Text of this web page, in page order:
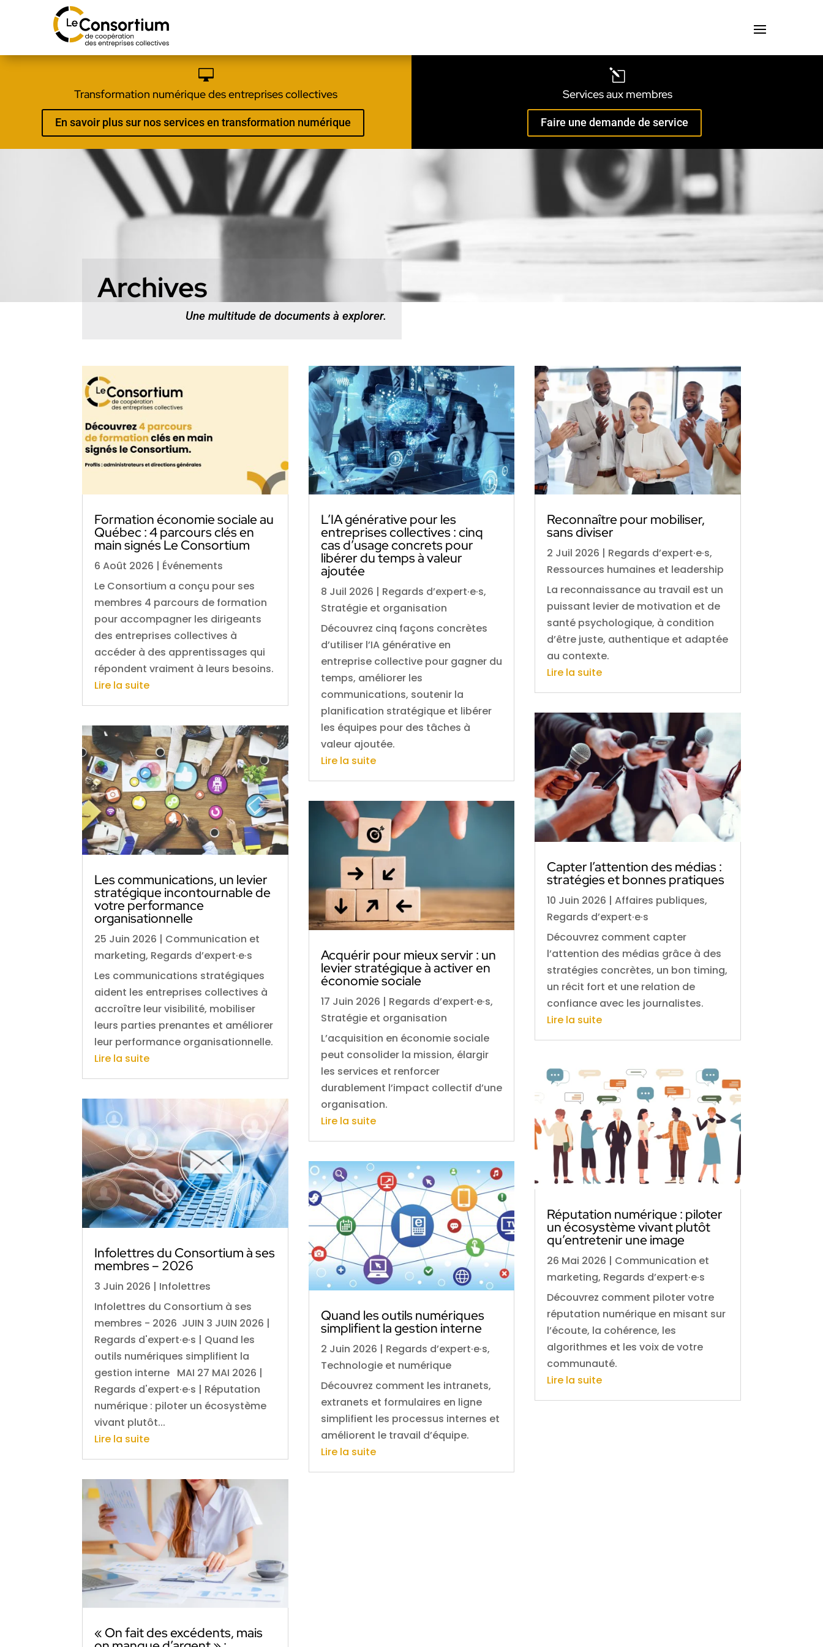

Transformation numérique des entreprises collectives
En savoir plus sur nos services en transformation numérique
l
Services aux membres
Faire une demande de service
Archives
Une multitude de documents à explorer.
Formation économie sociale au
Québec : 4 parcours clés en
main signés Le Consortium
6 Août 2026 | Événements
Le Consortium a conçu pour ses
membres 4 parcours de formation
pour accompagner les dirigeants
des entreprises collectives à
accéder à des apprentissages qui
répondent vraiment à leurs besoins.
Lire la suite
Les communications, un levier
stratégique incontournable de
votre performance
organisationnelle
25 Juin 2026 | Communication et
marketing, Regards d’expert·e·s
Les communications stratégiques
aident les entreprises collectives à
accroître leur visibilité, mobiliser
leurs parties prenantes et améliorer
leur performance organisationnelle.
Lire la suite
Infolettres du Consortium à ses
membres – 2026
3 Juin 2026 | Infolettres
Infolettres du Consortium à ses
membres - 2026 JUIN 3 JUIN 2026 |
Regards d'expert·e·s | Quand les
outils numériques simplifient la
gestion interne MAI 27 MAI 2026 |
Regards d'expert·e·s | Réputation
numérique : piloter un écosystème
vivant plutôt...
Lire la suite
« On fait des excédents, mais
L’IA générative pour les
entreprises collectives : cinq
cas d’usage concrets pour
libérer du temps à valeur
ajoutée
8 Juil 2026 | Regards d’expert·e·s,
Stratégie et organisation
Découvrez cinq façons concrètes
d’utiliser l’IA générative en
entreprise collective pour gagner du
temps, améliorer les
communications, soutenir la
planification stratégique et libérer
les équipes pour des tâches à
valeur ajoutée.
Lire la suite
Acquérir pour mieux servir : un
levier stratégique à activer en
économie sociale
17 Juin 2026 | Regards d’expert·e·s,
Stratégie et organisation
L’acquisition en économie sociale
peut consolider la mission, élargir
les services et renforcer
durablement l’impact collectif d’une
organisation.
Lire la suite
Quand les outils numériques
simplifient la gestion interne
2 Juin 2026 | Regards d’expert·e·s,
Technologie et numérique
Découvrez comment les intranets,
extranets et formulaires en ligne
simplifient les processus internes et
améliorent le travail d’équipe.
Lire la suite
Reconnaître pour mobiliser,
sans diviser
2 Juil 2026 | Regards d’expert·e·s,
Ressources humaines et leadership
La reconnaissance au travail est un
puissant levier de motivation et de
santé psychologique, à condition
d’être juste, authentique et adaptée
au contexte.
Lire la suite
Capter l’attention des médias :
stratégies et bonnes pratiques
10 Juin 2026 | Affaires publiques,
Regards d’expert·e·s
Découvrez comment capter
l’attention des médias grâce à des
stratégies concrètes, un bon timing,
un récit fort et une relation de
confiance avec les journalistes.
Lire la suite
Réputation numérique : piloter
un écosystème vivant plutôt
qu’entretenir une image
26 Mai 2026 | Communication et
marketing, Regards d’expert·e·s
Découvrez comment piloter votre
réputation numérique en misant sur
l’écoute, la cohérence, les
algorithmes et les voix de votre
communauté.
Lire la suite